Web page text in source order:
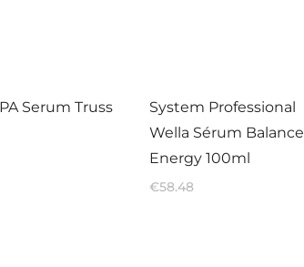
Serum Truss
System Professional
Wella Sérum Balance
Energy 100ml
€58.48